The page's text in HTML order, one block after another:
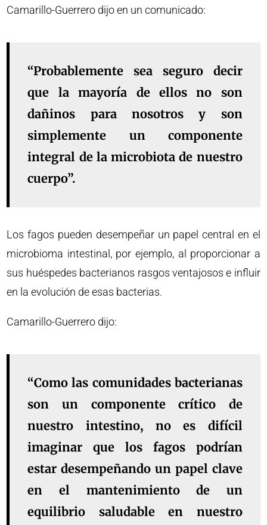
Camarillo-Guerrero dijo en un comunicado:
“Probablemente sea seguro decir
que la mayoría de ellos no son
dañinos para nosotros y son
simplemente un componente
integral de la microbiota de nuestro
cuerpo”.
Los fagos pueden desempeñar un papel central en el
microbioma intestinal, por ejemplo, al proporcionar a
sus huéspedes bacterianos rasgos ventajosos e influir
en la evolución de esas bacterias.
Camarillo-Guerrero dijo:
“Como las comunidades bacterianas
son un componente crítico de
nuestro intestino, no es difícil
imaginar que los fagos podrían
estar desempeñando un papel clave
en el mantenimiento de un
equilibrio saludable en nuestro